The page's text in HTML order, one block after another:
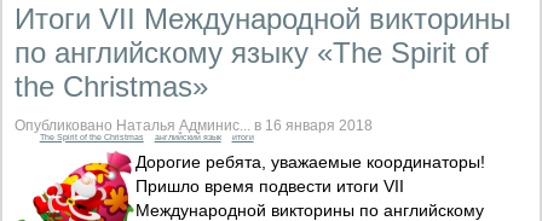
Итоги VII Международной викторины
по английскому языку «The Spirit of
the Christmas»
Опубликовано Наталья Админис... в 16 января 2018
The Spirit of the Christmas английский язык итоги
Дорогие ребята, уважаемые координаторы!
Пришло время подвести итоги VII
Международной викторины по английскому